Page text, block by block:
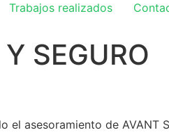
Trabajos realizados
SEGURO
asesoramiento de AVANT